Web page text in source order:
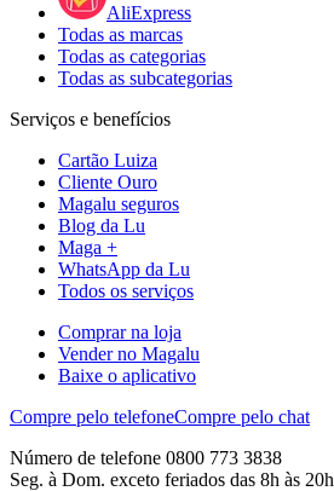
AliExpress
Todas as marcas
Todas as categorias
Todas as subcategorias
Serviços e benefícios
Cartão Luiza
Cliente Ouro
Magalu seguros
Blog da Lu
Maga +
WhatsApp da Lu
Todos os serviços
Comprar na loja
Vender no Magalu
Baixe o aplicativo
Compre pelo telefoneCompre pelo chat
Número de telefone 0800 773 3838
Seg. à Dom. exceto feriados das 8h às 20h